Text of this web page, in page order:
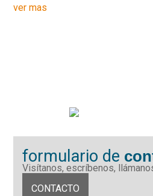
ver mas
formulario de
Visítanos, escríbenos,
CONTACTO